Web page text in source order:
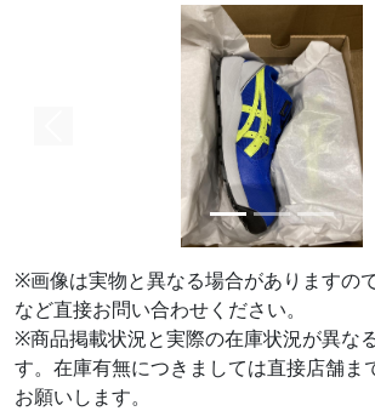
※画像は実物と異なる場合がありますの
など直接お問い合わせください。
※商品掲載状況と実際の在庫状況が異な
す。在庫有無につきましては直接店舗ま
お願いします。